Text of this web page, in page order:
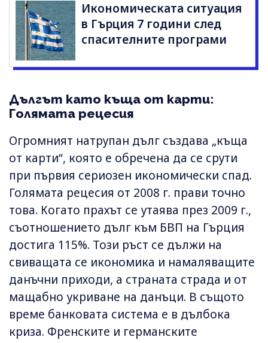
Икономическата ситуация
в Гърция 7 години след
спасителните програми
Дългът като къща от карти:
Голямата рецесия
Огромният натрупан дълг създава „къща
от карти“, която е обречена да се срути
при първия сериозен икономически спад.
Голямата рецесия от 2008 г. прави точно
това. Когато прахът се утаява през 2009 г.,
съотношението дълг към БВП на Гърция
достига 115%. Този ръст се дължи на
свиващата се икономика и намаляващите
данъчни приходи, а страната страда и от
мащабно укриване на данъци. В същото
време банковата система е в дълбока
криза. Френските и германските